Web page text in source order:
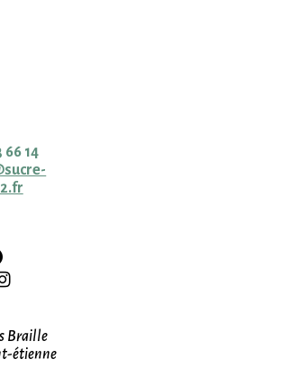
66 14
Braille
étienne